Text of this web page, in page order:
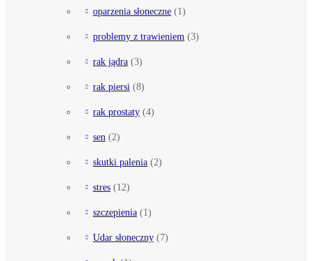
oparzenia słoneczne (1)
problemy z trawieniem (3)
rak jądra (3)
rak piersi (8)
rak prostaty (4)
sen (2)
skutki palenia (2)
stres (12)
szczepienia (1)
Udar słoneczny (7)